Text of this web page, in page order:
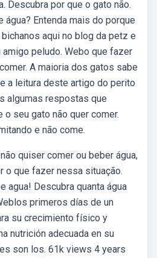
Descubra por que o gato não.
água? Entenda mais do porque
aqui no blog da petz e
peludo. Webo que fazer
A maioria dos gatos sabe
a leitura deste artigo do perito
algumas respostas que
seu gato não quer comer.
e não come.
quiser comer ou beber água,
o que fazer nessa situação.
agua! Descubra quanta água
primeros días de un
su crecimiento físico y
nutrición adecuada en su
son los. 61k views 4 years